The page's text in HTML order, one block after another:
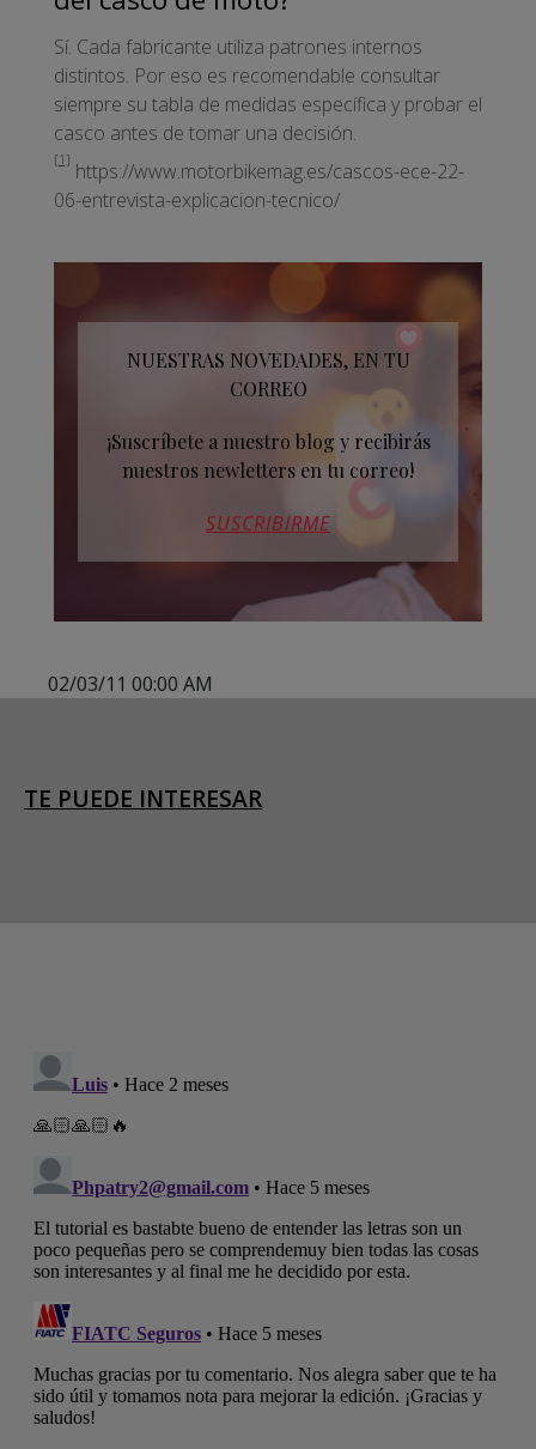
Sí. Cada fabricante utiliza patrones internos
distintos. Por eso es recomendable consultar
siempre su tabla de medidas específica y probar el
casco antes de tomar una decisión.
[1] https://www.motorbikemag.es/cascos-ece-22-
06-entrevista-explicacion-tecnico/
NUESTRAS NOVEDADES, EN TU
CORREO
¡Suscríbete a nuestro blog y recibirás
nuestros newletters en tu correo!
SUSCRIBIRME
02/03/11 00:00 AM
TE PUEDE INTERESAR